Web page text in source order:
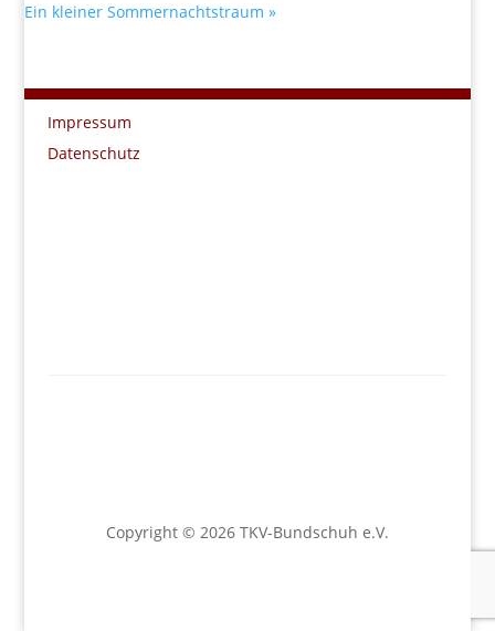
Ein kleiner Sommernachtstraum»
Impressum
Datenschutz
Copyright © 2026 TKV-Bundschuh e.V.